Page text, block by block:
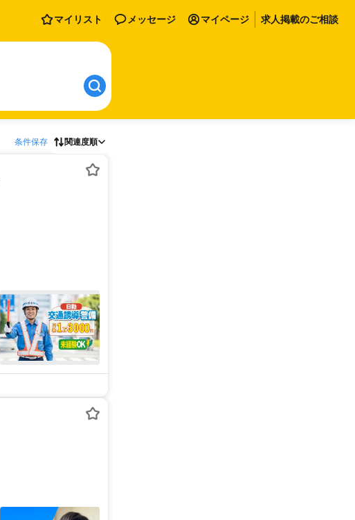
マイリスト メッセージ マイページ 求人掲載のご相談
条件保存 関連度順